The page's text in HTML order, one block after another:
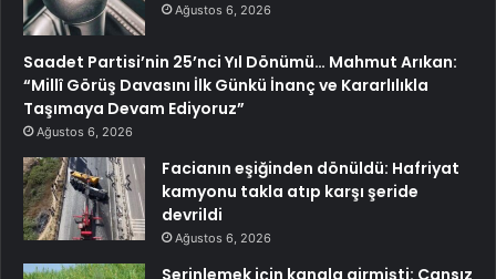
Ağustos 6, 2026
Saadet Partisi’nin 25’nci Yıl Dönümü… Mahmut Arıkan:
“Millî Görüş Davasını İlk Günkü İnanç ve Kararlılıkla
Taşımaya Devam Ediyoruz”
Ağustos 6, 2026
Facianın eşiğinden dönüldü: Hafriyat
kamyonu takla atıp karşı şeride
devrildi
Ağustos 6, 2026